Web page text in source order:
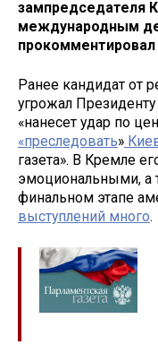
зампредседателя
международным
Ранее кандидат от
угрожал
«нанесет удар по
«преследовать»
газета». В Кремле
эмоциональными, а
финальном этапе
выступлений много.